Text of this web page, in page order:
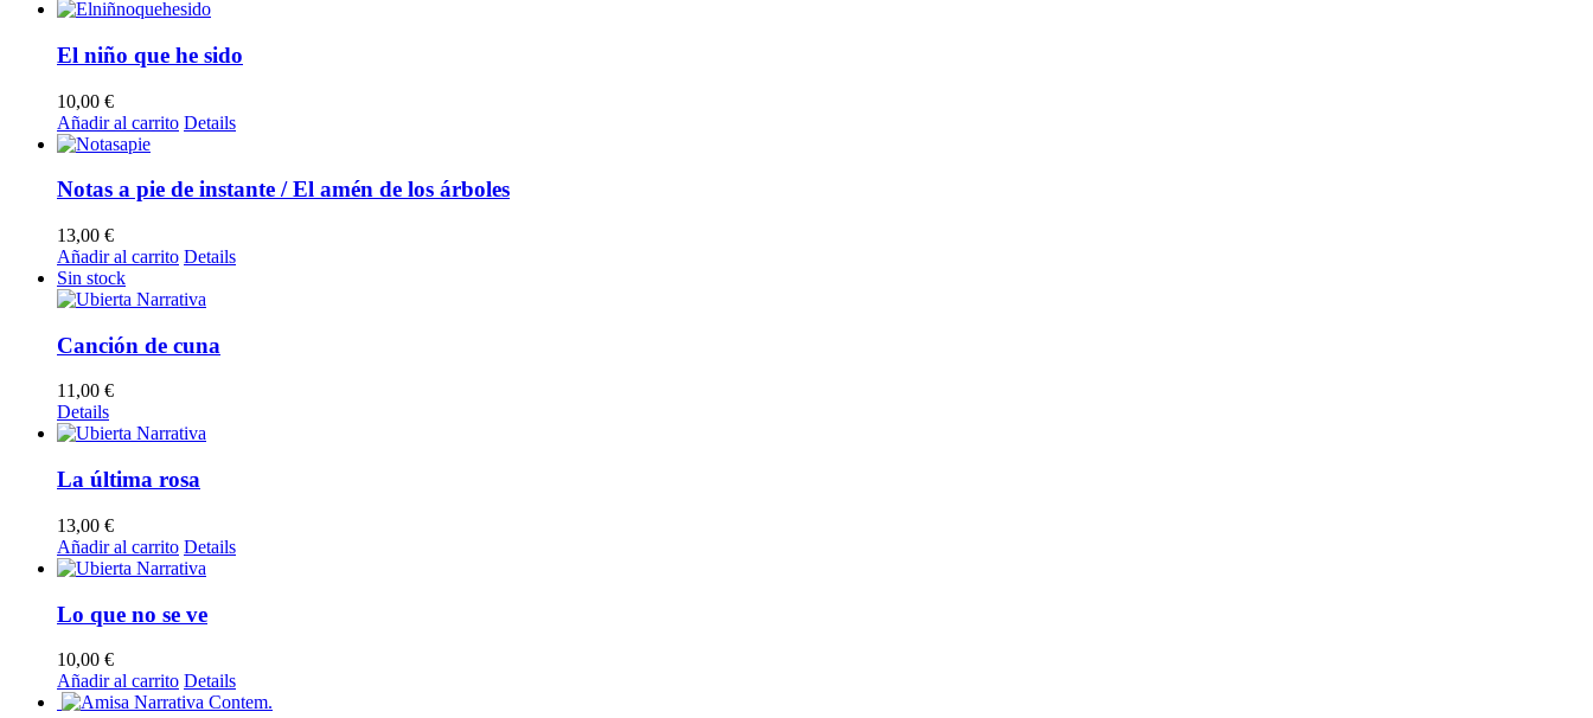
El niño que he sido
10,00 €
Añadir al carrito Details
Notas a pie de instante / El amén de los árboles
13,00 €
Añadir al carrito Details
Sin stock
Canción de cuna
11,00 €
Details
La última rosa
13,00 €
Añadir al carrito Details
Lo que no se ve
10,00 €
Añadir al carrito Details